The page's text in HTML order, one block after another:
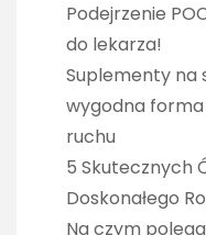
Podejrzenie
do lekarza!
Suplementy na
wygodna forma
ruchu
5 Skutecznych
Doskonałego
Na czym